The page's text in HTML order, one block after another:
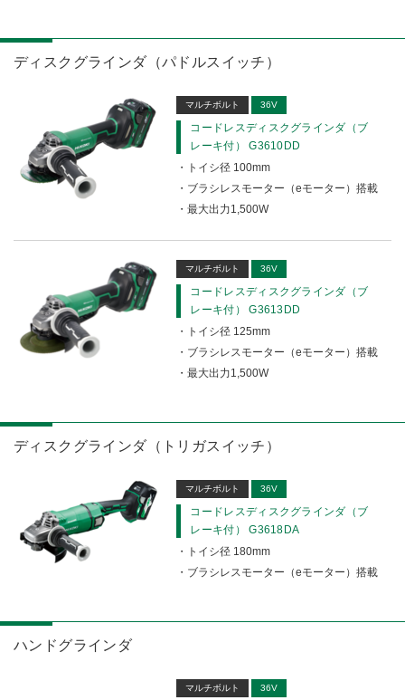
ディスクグラインダ（パドルスイッチ）
マルチボルト 36V
コードレスディスクグラインダ（ブ
レーキ付） G3610DD
トイシ径 100mm
ブラシレスモーター（eモーター）搭載
最大出力1,500W
マルチボルト 36V
コードレスディスクグラインダ（ブ
レーキ付） G3613DD
トイシ径 125mm
ブラシレスモーター（eモーター）搭載
最大出力1,500W
ディスクグラインダ（トリガスイッチ）
マルチボルト 36V
コードレスディスクグラインダ（ブ
レーキ付） G3618DA
トイシ径 180mm
ブラシレスモーター（eモーター）搭載
ハンドグラインダ
マルチボルト 36V